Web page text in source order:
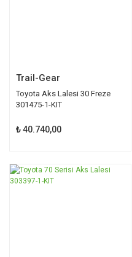
Trail-Gear
Toyota Aks Lalesi 30 Freze
301475-1-KIT
₺ 40.740,00